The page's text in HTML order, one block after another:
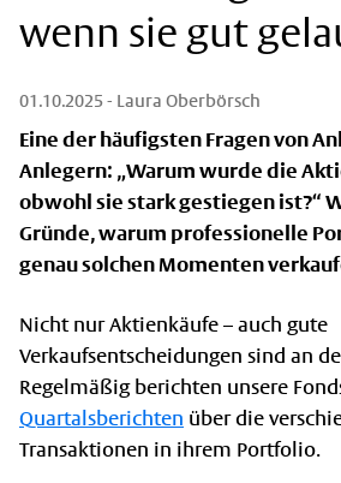
wenn sie gut
01.10.2025- Laura Oberbörsch
Eine der häufigsten Fragen von
Anlegern: „Warum wurde die
obwohl sie stark gestiegen ist?“
Gründe, warum professionelle
genau solchen Momenten
Nicht nur Aktienkäufe – auch gute
Verkaufsentscheidungen sind an
Regelmäßig berichten unsere
Quartalsberichten über die
Transaktionen in ihrem Portfolio.